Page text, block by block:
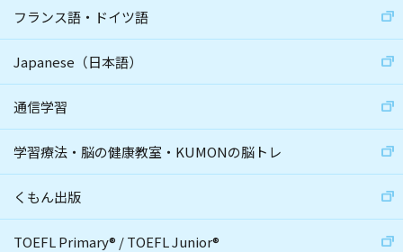
フランス語・ドイツ語
Japanese（日本語）
通信学習
学習療法・脳の健康教室・KUMONの脳トレ
くもん出版
TOEFL Primary® /TOEFL Junior®